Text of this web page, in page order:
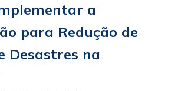
a
para Redução de
Desastres na